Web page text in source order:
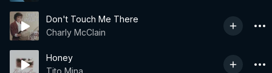
Don't Touch Me There
Charly McClain
Honey
Tito Mina